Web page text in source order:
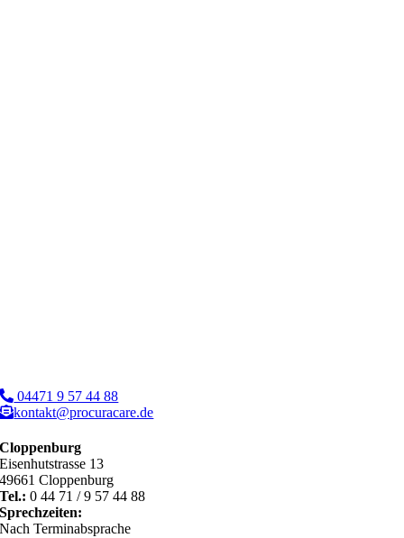
04471 9 57 44 88
kontakt@procuracare.de
Cloppenburg
Eisenhutstrasse 13
49661 Cloppenburg
Tel.: 0 44 71 / 9 57 44 88
Sprechzeiten:
Nach Terminabsprache